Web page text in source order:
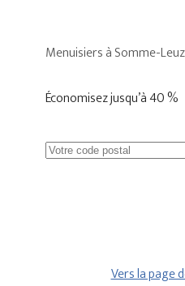
Menuisiers à Somme-
Économisez jusqu’à 40 %
Vers la page